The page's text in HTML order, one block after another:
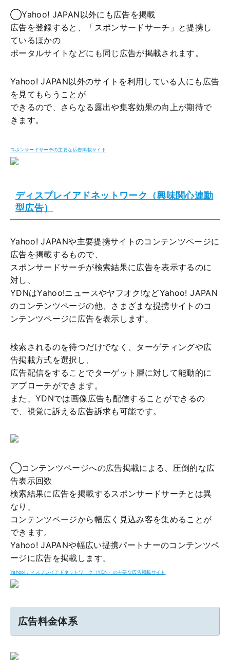
◯Yahoo! JAPAN以外にも広告を掲載
広告を登録すると、「スポンサードサーチ」と提携し
ているほかの
ポータルサイトなどにも同じ広告が掲載されます。
Yahoo! JAPAN以外のサイトを利用している人にも広告
を見てもらうことが
できるので、さらなる露出や集客効果の向上が期待で
きます。
スポンサードサーチの主要な広告掲載サイト
ディスプレイアドネットワーク（興味関心連動
型広告）
Yahoo! JAPANや主要提携サイトのコンテンツページに
広告を掲載するもので、
スポンサードサーチが検索結果に広告を表示するのに
対し、
YDNはYahoo!ニュースやヤフオク!などYahoo! JAPAN
のコンテンツページの他、さまざまな提携サイトのコ
ンテンツページに広告を表示します。
検索されるのを待つだけでなく、ターゲティングや広
告掲載方式を選択し、
広告配信をすることでターゲット層に対して能動的に
アプローチができます。
また、YDNでは画像広告も配信することができるの
で、視覚に訴える広告訴求も可能です。
◯コンテンツページへの広告掲載による、圧倒的な広
告表示回数
検索結果に広告を掲載するスポンサードサーチとは異
なり、
コンテンツページから幅広く見込み客を集めることが
できます。
Yahoo! JAPANや幅広い提携パートナーのコンテンツペ
ージに広告を掲載します。
Yahoo!ディスプレイアドネットワーク（YDN）の主要な広告掲載サイト
広告料金体系